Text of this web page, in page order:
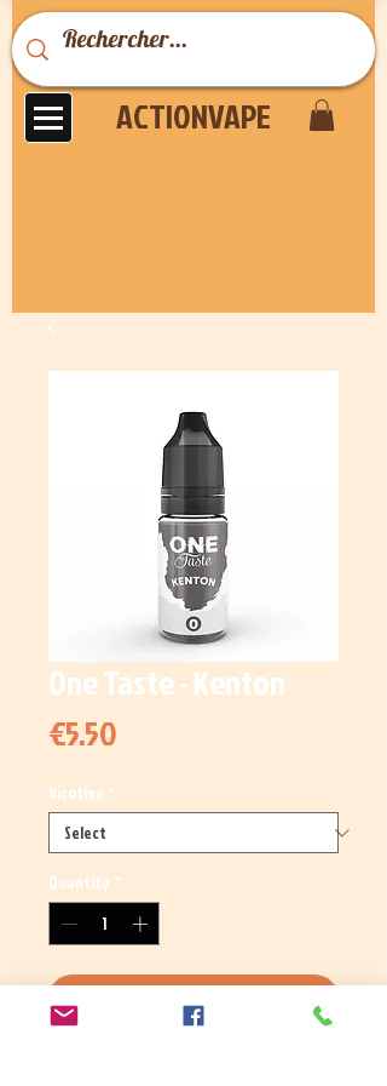
ACTIONVAPE
One Taste - Kenton
€5.50Price
Nicotine *
Quantity *
Add to Cart